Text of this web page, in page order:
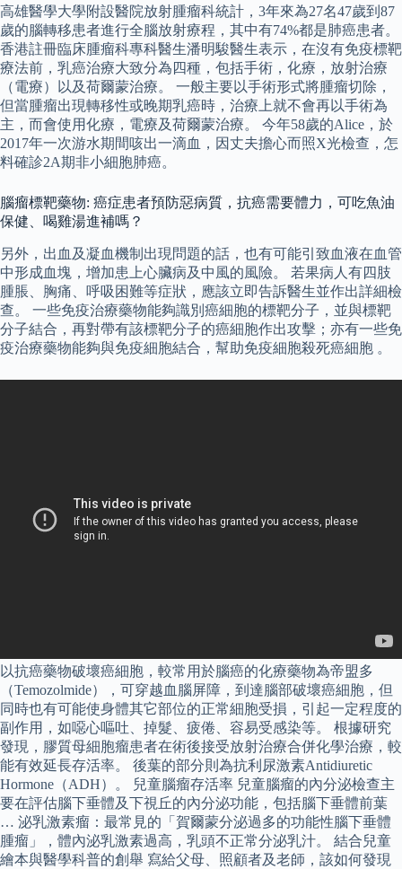
高雄醫學大學附設醫院放射腫瘤科統計，3年來為27名47歲到87
歲的腦轉移患者進行全腦放射療程，其中有74%都是肺癌患者。
香港註冊臨床腫瘤科專科醫生潘明駿醫生表示，在沒有免疫標靶
療法前，乳癌治療大致分為四種，包括手術，化療，放射治療
（電療）以及荷爾蒙治療。 一般主要以手術形式將腫瘤切除，
但當腫瘤出現轉移性或晚期乳癌時，治療上就不會再以手術為
主，而會使用化療，電療及荷爾蒙治療。 今年58歲的Alice，於
2017年一次游水期間咳出一滴血，因丈夫擔心而照X光檢查，怎
料確診2A期非小細胞肺癌。
腦瘤標靶藥物: 癌症患者預防惡病質，抗癌需要體力，可吃魚油
保健、喝雞湯進補嗎？
另外，出血及凝血機制出現問題的話，也有可能引致血液在血管
中形成血塊，增加患上心臟病及中風的風險。 若果病人有四肢
腫脹、胸痛、呼吸困難等症狀，應該立即告訴醫生並作出詳細檢
查。 一些免疫治療藥物能夠識別癌細胞的標靶分子，並與標靶
分子結合，再對帶有該標靶分子的癌細胞作出攻擊；亦有一些免
疫治療藥物能夠與免疫細胞結合，幫助免疫細胞殺死癌細胞 。
以抗癌藥物破壞癌細胞，較常用於腦癌的化療藥物為帝盟多
（Temozolmide），可穿越血腦屏障，到達腦部破壞癌細胞，但
同時也有可能使身體其它部位的正常細胞受損，引起一定程度的
副作用，如噁心嘔吐、掉髮、疲倦、容易受感染等。 根據研究
發現，膠質母細胞瘤患者在術後接受放射治療合併化學治療，較
能有效延長存活率。 後葉的部分則為抗利尿激素Antidiuretic
Hormone（ADH）。 兒童腦瘤存活率 兒童腦瘤的內分泌檢查主
要在評估腦下垂體及下視丘的內分泌功能，包括腦下垂體前葉
… 泌乳激素瘤：最常見的「賀爾蒙分泌過多的功能性腦下垂體
腫瘤」，體內泌乳激素過高，乳頭不正常分泌乳汁。 結合兒童
繪本與醫學科普的創舉 寫給父母、照顧者及老師，該如何發現